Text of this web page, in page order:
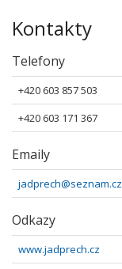
Kontakty
Telefony
+420 603 857 503
+420 603 171 367
Emaily
jadprech@seznam.cz
Odkazy
www.jadprech.cz